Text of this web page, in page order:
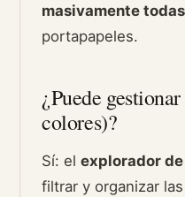
masivamente todas
portapapeles.
¿Puede
colores)?
Sí: elexplorador
filtrar y organizar